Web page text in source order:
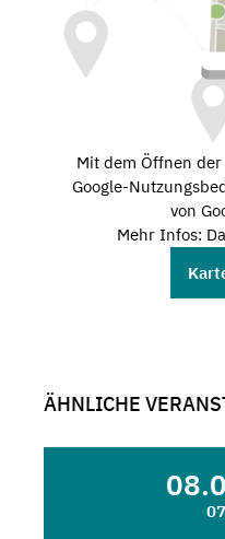
Mit dem Öffnen
Google-
von
Mehr Infos:
ÄHNLICHE